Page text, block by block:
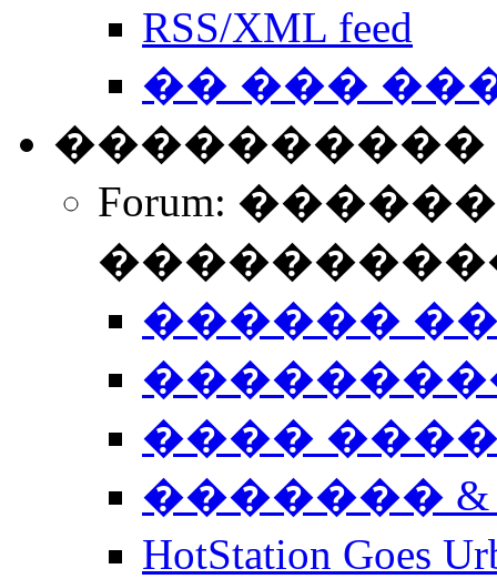
RSS/XML feed
�� ���
����������
Forum:
������
����
�������
HotStation